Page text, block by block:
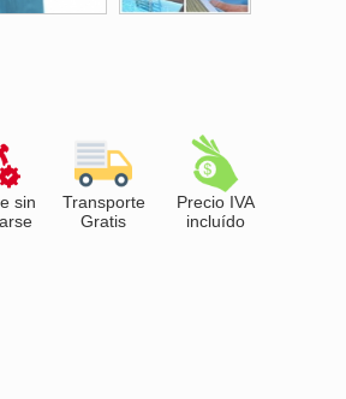
sin
Transporte
Gratis
Precio IVA
incluído